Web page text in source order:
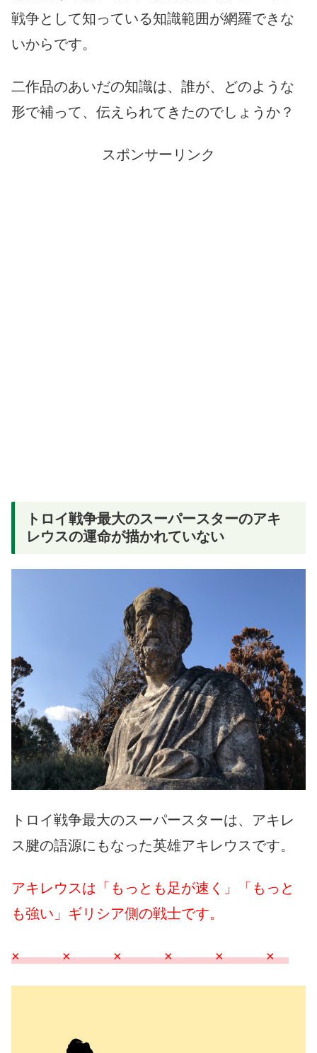
戦争として知っている知識範囲が網羅できな
いからです。
二作品のあいだの知識は、誰が、どのような
形で補って、伝えられてきたのでしょうか？
スポンサーリンク
トロイ戦争最大のスーパースターのアキ
レウスの運命が描かれていない
トロイ戦争最大のスーパースターは、アキレ
ス腱の語源にもなった英雄アキレウスです。
アキレウスは「もっとも足が速く」「もっと
も強い」ギリシア側の戦士です。
× × × × × ×